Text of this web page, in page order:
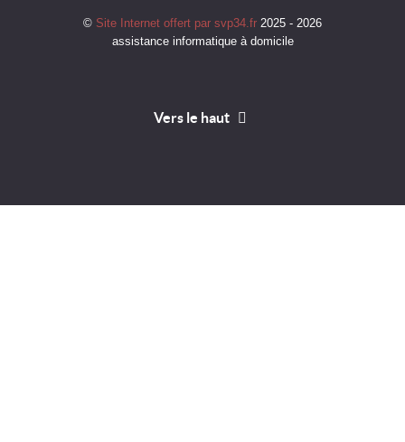
© Site Internet offert par svp34.fr 2025 - 2026
assistance informatique à domicile
Vers le haut